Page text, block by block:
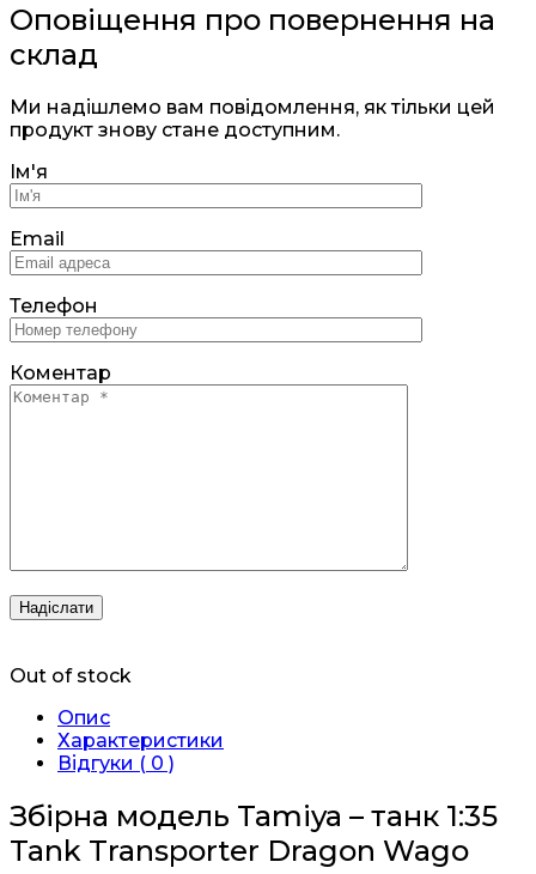
Оповіщення про повернення на
склад
Ми надішлемо вам повідомлення, як тільки цей
продукт знову стане доступним.
Ім'я
Email
Телефон
Коментар
Out of stock
Опис
Характеристики
Відгуки ( 0 )
Збірна модель Tamiya – танк 1:35
Tank Transporter Dragon Wago